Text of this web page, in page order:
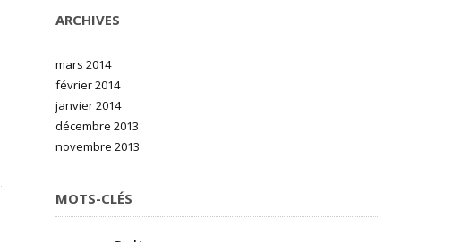
ARCHIVES
mars 2014
février 2014
janvier 2014
décembre 2013
novembre 2013
MOTS-CLÉS